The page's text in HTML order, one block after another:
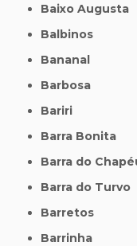
Baixo Augusta
Balbinos
Bananal
Barbosa
Bariri
Barra Bonita
Barra do
Barra do Turvo
Barretos
Barrinha